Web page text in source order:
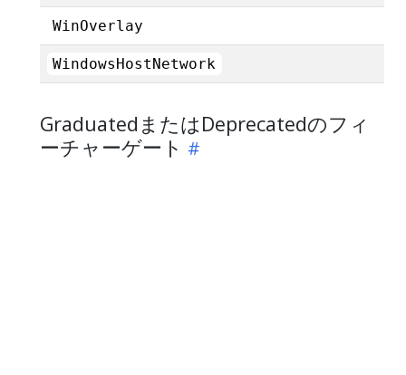
WinOverlay
WindowsHostNetwork
GraduatedまたはDeprecatedのフィ
ーチャーゲート